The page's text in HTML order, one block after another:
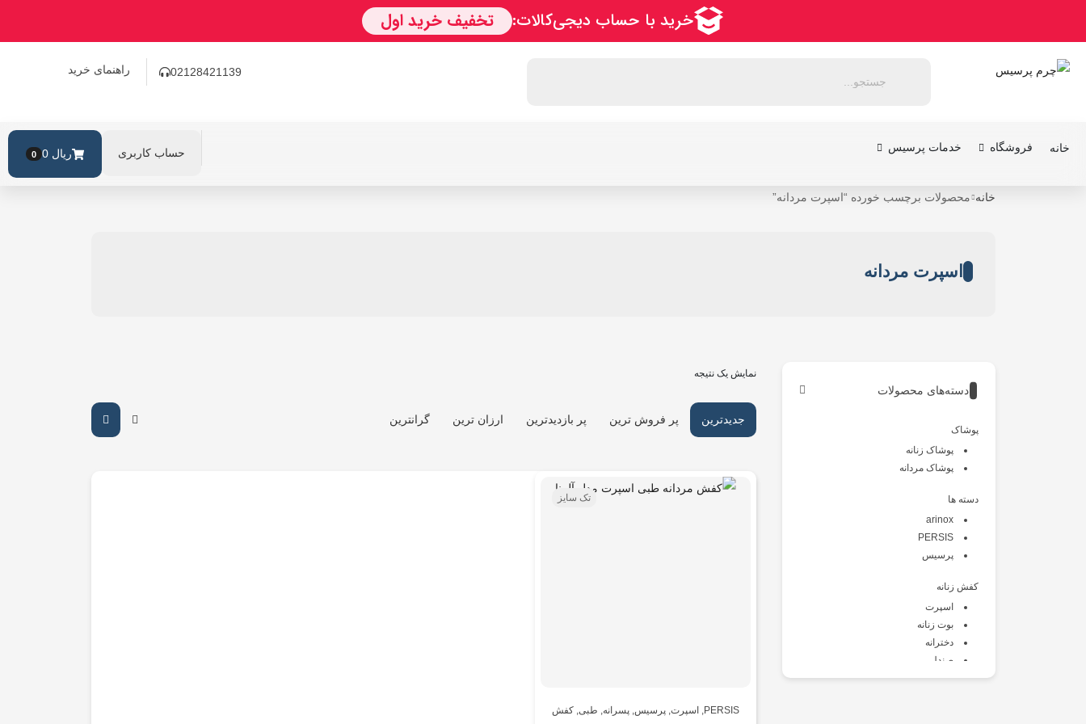
02128421139 راهنمای خرید
خانه فروشگاه خدمات پرسیس حساب کاربری 0 ریال 0
خانه محصولات برچسب خورده “اسپرت مردانه”
اسپرت مردانه
نمایش یک نتیجه
پر فروش ترین پر بازدیدترین جدیدترین ارزان ترین گرانترین
تک سایز
PERSIS اسپرت پرسیس پسرانه طبی کفش مردانه
دسته‌های محصولات
پوشاک
پوشاک زنانه
پوشاک مردانه
دسته ها
arinox
PERSIS
پرسیس
کفش زنانه
اسپرت
بوت زنانه
دخترانه
صندل
طبی